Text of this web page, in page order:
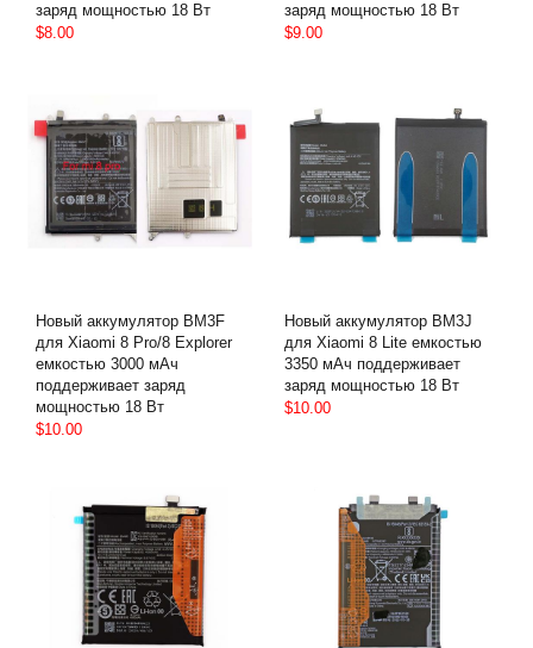
заряд мощностью 18 Вт
$8.00
заряд мощностью 18 Вт
$9.00
Новый аккумулятор BM3F
для Xiaomi 8 Pro/8 Explorer
емкостью 3000 мАч
поддерживает заряд
мощностью 18 Вт
$10.00
Новый аккумулятор BM3J
для Xiaomi 8 Lite емкостью
3350 мАч поддерживает
заряд мощностью 18 Вт
$10.00